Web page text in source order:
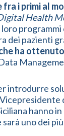
fra i primi al
Health
dei pazienti
ha
introdurre
hanno
uno dei